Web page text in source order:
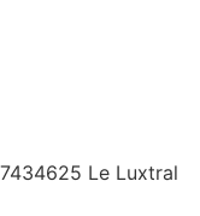
Le Luxtral